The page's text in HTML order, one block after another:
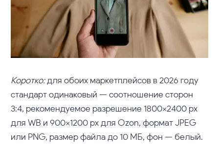
Коротко:для обоих маркетплейсов в 2026 году
стандарт одинаковый — соотношение сторон
3:4, рекомендуемое разрешение 1800×2400 px
для WB и 900×1200 px для Ozon, формат JPEG
или PNG, размер файла до 10 МБ, фон — белый.